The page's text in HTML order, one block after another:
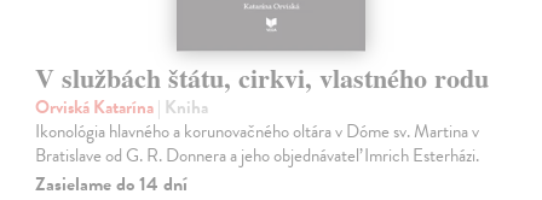
V službách štátu, cirkvi, vlastného rodu
Orviská Katarína| Kniha
Ikonológia hlavného a korunovačného oltára v Dóme sv. Martina v
Bratislave od G. R. Donnera a jeho objednávateľ Imrich Esterházi.
Zasielame do 14 dní